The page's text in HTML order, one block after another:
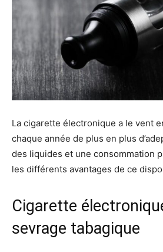
La cigarette électronique a le vent
chaque année de plus en plus
des liquides et une consommation
les différents avantages de ce
Cigarette
sevrage tabagique